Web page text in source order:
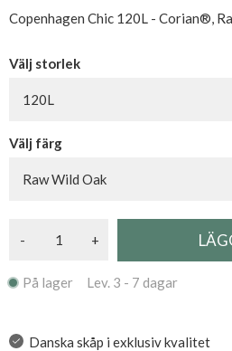
Copenhagen Chic 120L - Corian®,
Välj storlek
120L
Välj färg
Raw Wild Oak
- +
På lager Lev. 3 - 7 dagar
Danska skåp i exklusiv kvalitet